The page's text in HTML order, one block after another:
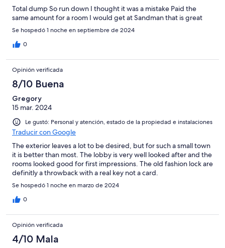
Total dump So run down I thought it was a mistake Paid the
same amount for a room I would get at Sandman that is great
Se hospedó 1 noche en septiembre de 2024
0
Opinión verificada
8/10 Buena
Gregory
15 mar. 2024
Le gustó: Personal y atención, estado de la propiedad e instalaciones
Traducir con Google
The exterior leaves a lot to be desired, but for such a small town
it is better than most. The lobby is very well looked after and the
rooms looked good for first impressions. The old fashion lock are
definitly a throwback with a real key not a card.
Se hospedó 1 noche en marzo de 2024
0
Opinión verificada
4/10 Mala